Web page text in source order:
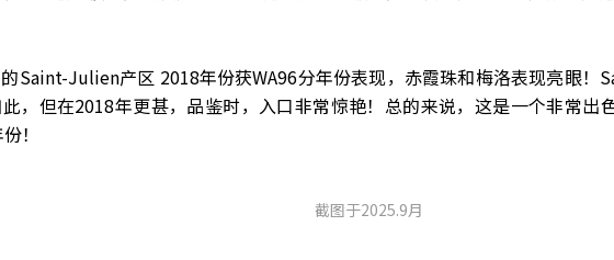
Saint-Julien产区 2018年份获WA96分年份表现，赤霞珠和梅洛表现亮眼！
，但在2018年更甚，品鉴时，入口非常惊艳！总的来说，这是一个非常出
！
截图于2025.9月